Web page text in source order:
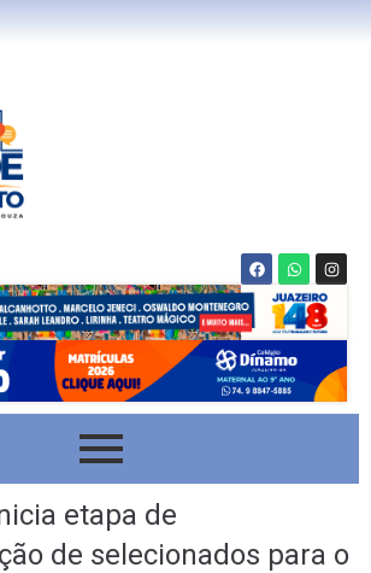
etapa de
de selecionados para o